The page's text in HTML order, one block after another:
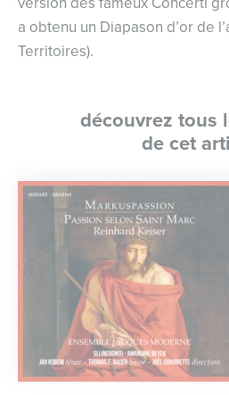
a obtenu un Diapason d’or de
Territoires).
découvrez tous
de cet